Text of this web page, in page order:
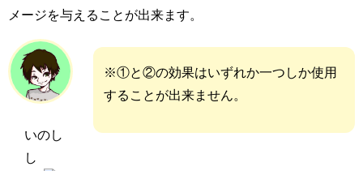
メージを与えることが出来ます。
いのし
し
※①と②の効果はいずれか一つしか使用
することが出来ません。